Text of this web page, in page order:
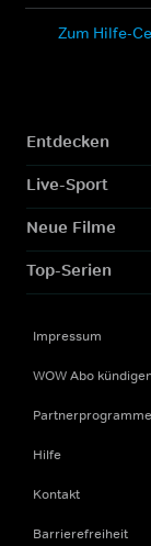
Zum Hilfe-
Entdecken
Live-Sport
Neue Filme
Top-Serien
Impressum
WOW Abo
Partnerprogramme
Hilfe
Kontakt
Barrierefreiheit